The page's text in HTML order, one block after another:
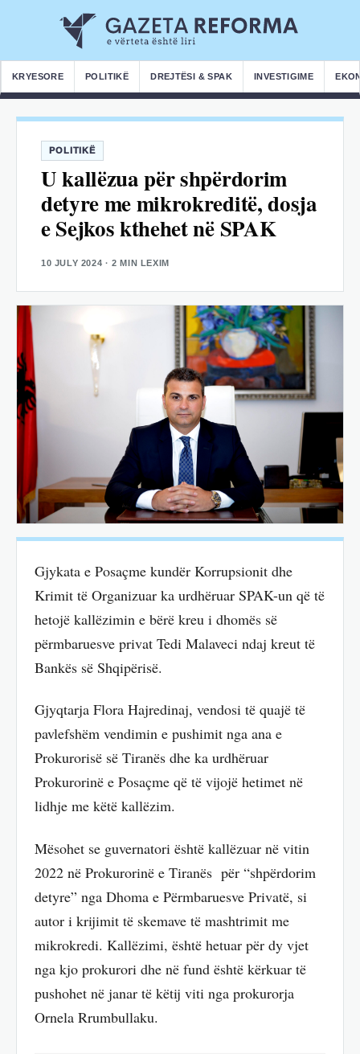
KRYESORE POLITIKË DREJTËSI & SPAK INVESTIGIME
POLITIKË
U kallëzua për shpërdorim
detyre me mikrokreditë, dosja
e Sejkos kthehet në SPAK
10 JULY 2024 · 2 MIN LEXIM
Gjykata e Posaçme kundër Korrupsionit dhe
Krimit të Organizuar ka urdhëruar SPAK-un që të
hetojë kallëzimin e bërë kreu i dhomës së
përmbaruesve privat Tedi Malaveci ndaj kreut të
Bankës së Shqipërisë.
Gjyqtarja Flora Hajredinaj, vendosi të quajë të
pavlefshëm vendimin e pushimit nga ana e
Prokurorisë së Tiranës dhe ka urdhëruar
Prokurorinë e Posaçme që të vijojë hetimet në
lidhje me këtë kallëzim.
Mësohet se guvernatori është kallëzuar në vitin
2022 në Prokurorinë e Tiranës për “shpërdorim
detyre” nga Dhoma e Përmbaruesve Privatë, si
autor i krijimit të skemave të mashtrimit me
mikrokredi. Kallëzimi, është hetuar për dy vjet
nga kjo prokurori dhe në fund është kërkuar të
pushohet në janar të këtij viti nga prokurorja
Ornela Rrumbullaku.